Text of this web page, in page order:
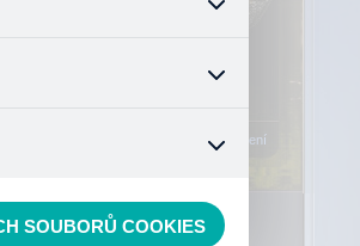
Přihlášení
cookies. Pro tyto cookies
zjistit navštívené
SOUBORŮ COOKIES